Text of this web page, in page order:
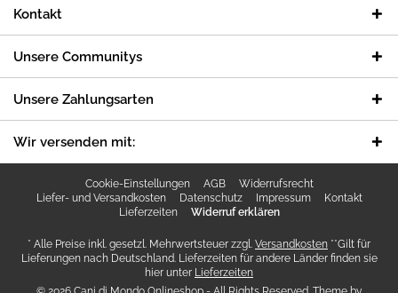
Kontakt
Unsere Communitys
Unsere Zahlungsarten
Wir versenden mit:
Cookie-Einstellungen AGB
Widerrufsrecht
Liefer- und Versandkosten
Datenschutz Impressum
Kontakt
Lieferzeiten
Widerruf erklären
* Alle Preise inkl. gesetzl. Mehrwertsteuer zzgl. Versandkosten **Gilt für
Lieferungen nach Deutschland. Lieferzeiten für andere Länder finden sie
hier unter Lieferzeiten